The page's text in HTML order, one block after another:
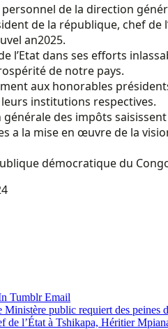
de la direction
de la république, chef
an2025.
l’Etat dans ses efforts
de notre pays.
aux honorables
institutions respectives.
générale des impôts
a la mise en œuvre de la
démocratique du
Tumblr Email
public requiert des peines
de l’État à Tshikapa, Héritier